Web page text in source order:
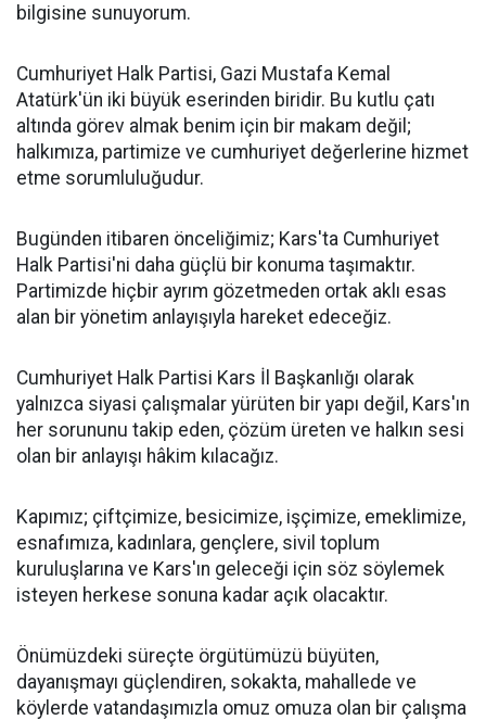
bilgisine sunuyorum.
Cumhuriyet Halk Partisi, Gazi Mustafa Kemal
Atatürk'ün iki büyük eserinden biridir. Bu kutlu çatı
altında görev almak benim için bir makam değil;
halkımıza, partimize ve cumhuriyet değerlerine hizmet
etme sorumluluğudur.
Bugünden itibaren önceliğimiz; Kars'ta Cumhuriyet
Halk Partisi'ni daha güçlü bir konuma taşımaktır.
Partimizde hiçbir ayrım gözetmeden ortak aklı esas
alan bir yönetim anlayışıyla hareket edeceğiz.
Cumhuriyet Halk Partisi Kars İl Başkanlığı olarak
yalnızca siyasi çalışmalar yürüten bir yapı değil, Kars'ın
her sorununu takip eden, çözüm üreten ve halkın sesi
olan bir anlayışı hâkim kılacağız.
Kapımız; çiftçimize, besicimize, işçimize, emeklimize,
esnafımıza, kadınlara, gençlere, sivil toplum
kuruluşlarına ve Kars'ın geleceği için söz söylemek
isteyen herkese sonuna kadar açık olacaktır.
Önümüzdeki süreçte örgütümüzü büyüten,
dayanışmayı güçlendiren, sokakta, mahallede ve
köylerde vatandaşımızla omuz omuza olan bir çalışma